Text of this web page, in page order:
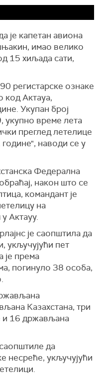
је капетан авиона
имао велико
15 хиљада сати,
регистарске ознаке
код Актауа,
Укупан број
укупно време лета
преглед летелице
наводи се у
Федерална
након што се
командант је
на
Актауу.
је саопштила да
укључујући пет
је према
погинуло 38 особа,
Казахстана, три
и 16 држављана
да
несреће, укључујући